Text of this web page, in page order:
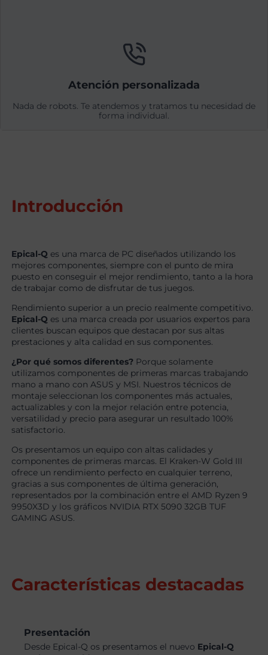
Atención personalizada
Nada de robots. Te atendemos y tratamos tu necesidad de
forma individual.
Introducción
Epical-Q es una marca de PC diseñados utilizando los
mejores componentes, siempre con el punto de mira
puesto en conseguir el mejor rendimiento, tanto a la hora
de trabajar como de disfrutar de tus juegos.
Rendimiento superior a un precio realmente competitivo.
Epical-Q es una marca creada por usuarios expertos para
clientes buscan equipos que destacan por sus altas
prestaciones y alta calidad en sus componentes.
¿Por qué somos diferentes? Porque solamente
utilizamos componentes de primeras marcas trabajando
mano a mano con ASUS y MSI. Nuestros técnicos de
montaje seleccionan los componentes más actuales,
actualizables y con la mejor relación entre potencia,
versatilidad y precio para asegurar un resultado 100%
satisfactorio.
Os presentamos un equipo con altas calidades y
componentes de primeras marcas. El Kraken-W Gold III
ofrece un rendimiento perfecto en cualquier terreno,
gracias a sus componentes de última generación,
representados por la combinación entre el AMD Ryzen 9
9950X3D y los gráficos NVIDIA RTX 5090 32GB TUF
GAMING ASUS.
Características destacadas
Presentación
Desde Epical-Q os presentamos el nuevo Epical-Q